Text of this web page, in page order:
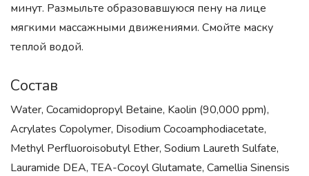
минут. Размыльте образовавшуюся пену на лице
мягкими массажными движениями. Смойте маску
теплой водой.
Состав
Water, Cocamidopropyl Betaine, Kaolin (90,000 ppm),
Acrylates Copolymer, Disodium Cocoamphodiacetate,
Methyl Perfluoroisobutyl Ether, Sodium Laureth Sulfate,
Lauramide DEA, TEA-Cocoyl Glutamate, Camellia Sinensis